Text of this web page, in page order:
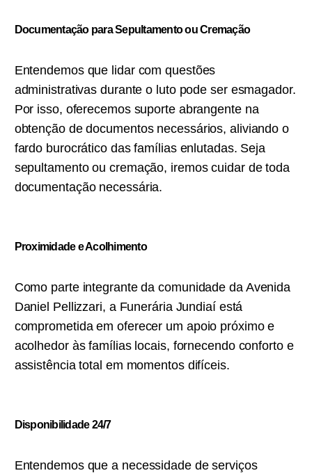
Documentação para Sepultamento ou Cremação
Entendemos que lidar com questões
administrativas durante o luto pode ser esmagador.
Por isso, oferecemos suporte abrangente na
obtenção de documentos necessários, aliviando o
fardo burocrático das famílias enlutadas. Seja
sepultamento ou cremação, iremos cuidar de toda
documentação necessária.
Proximidade e Acolhimento
Como parte integrante da comunidade da Avenida
Daniel Pellizzari, a Funerária Jundiaí está
comprometida em oferecer um apoio próximo e
acolhedor às famílias locais, fornecendo conforto e
assistência total em momentos difíceis.
Disponibilidade 24/7
Entendemos que a necessidade de serviços